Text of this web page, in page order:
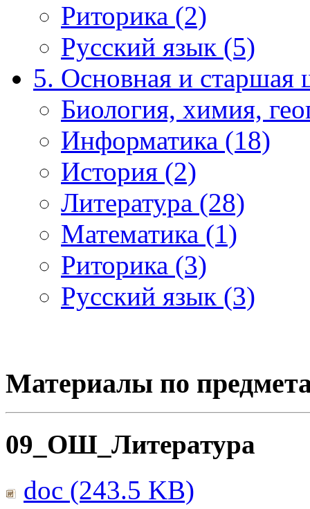
Риторика (2)
Русский язык (5)
5. Основная и старшая
Биология, химия,
Информатика (18)
История (2)
Литература (28)
Математика (1)
Риторика (3)
Русский язык (3)
Материалы по
09_ОШ_Литература
doc (243.5 KB)